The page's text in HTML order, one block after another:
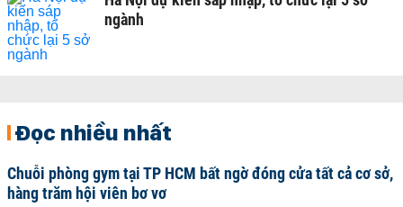
ngành
Đọc nhiều nhất
Chuỗi phòng gym tại TP HCM bất ngờ đóng cửa tất cả cơ sở,
hàng trăm hội viên bơ vơ